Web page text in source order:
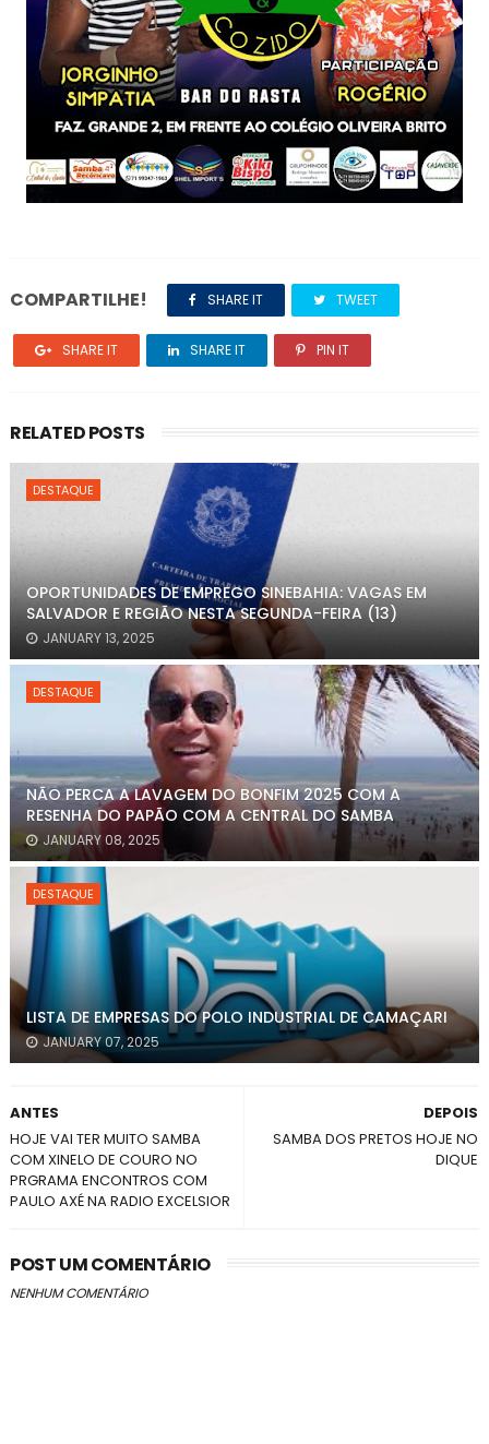
COMPARTILHE! SHARE IT TWEET
SHARE IT SHARE IT PIN IT
RELATED POSTS
DESTAQUE
OPORTUNIDADES DE EMPREGO SINEBAHIA: VAGAS EM
SALVADOR E REGIÃO NESTA SEGUNDA-FEIRA (13)
JANUARY 13, 2025
DESTAQUE
NÃO PERCA A LAVAGEM DO BONFIM 2025 COM A
RESENHA DO PAPÃO COM A CENTRAL DO SAMBA
JANUARY 08, 2025
DESTAQUE
LISTA DE EMPRESAS DO POLO INDUSTRIAL DE CAMAÇARI
JANUARY 07, 2025
DEPOIS
SAMBA DOS PRETOS HOJE NO
DIQUE
ANTES
HOJE VAI TER MUITO SAMBA
COM XINELO DE COURO NO
PRGRAMA ENCONTROS COM
PAULO AXÉ NA RADIO EXCELSIOR
POST UM COMENTÁRIO
NENHUM COMENTÁRIO